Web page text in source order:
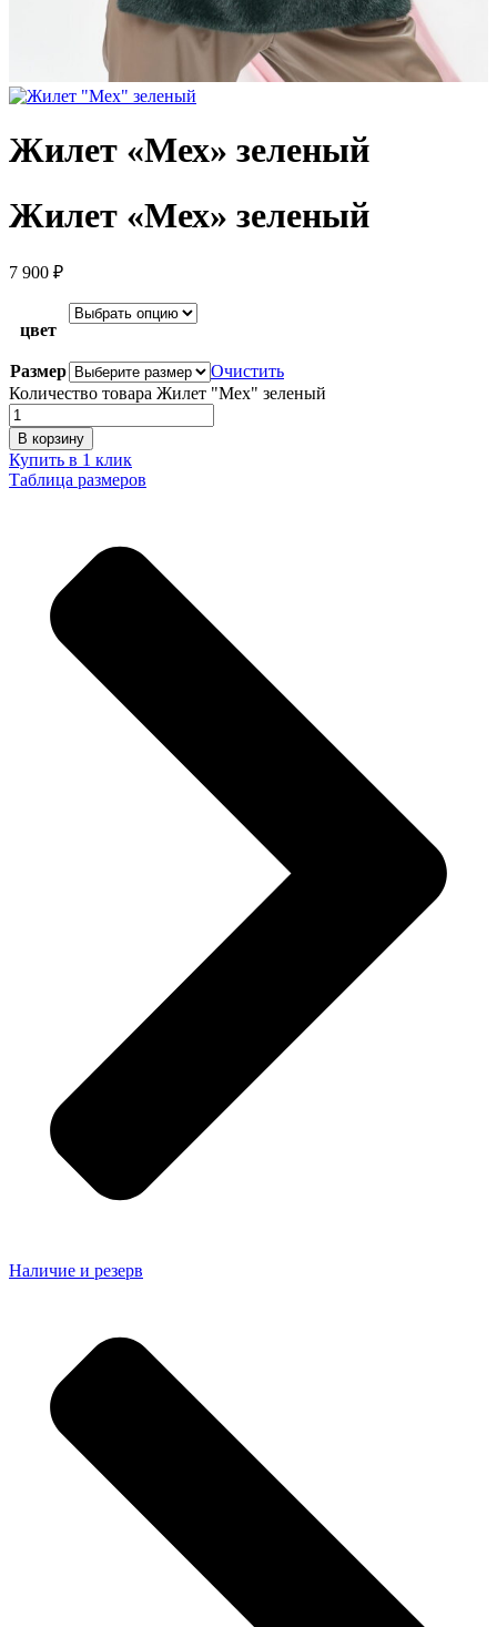
Жилет «Мех» зеленый
Жилет «Мех» зеленый
7 900 ₽
цвет
Размер
Очистить
Количество товара Жилет "Мех" зеленый
В корзину
Купить в 1 клик
Таблица размеров
Наличие и резерв